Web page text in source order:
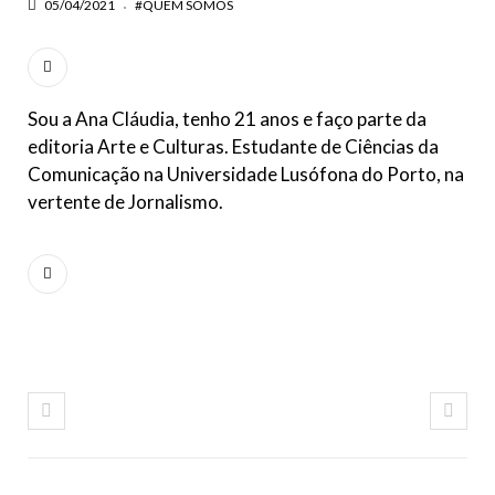
05/04/2021
#QUEM SOMOS
Sou a Ana Cláudia, tenho 21 anos e faço parte da
editoria Arte e Culturas. Estudante de Ciências da
Comunicação na Universidade Lusófona do Porto, na
vertente de Jornalismo.